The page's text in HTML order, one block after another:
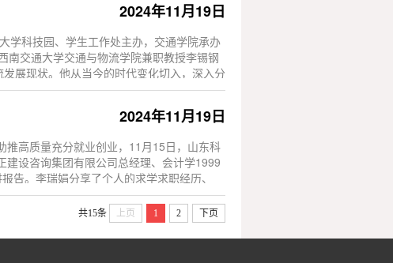
2024年11月19日
学科技园、学生工作处主办，交通学院承办
南交通大学交通与物流学院兼职教授李锡钢
展现状。他从当今的时代变化切入，深入分
2024年11月19日
推高质量充分就业创业，11月15日，山东科
设咨询集团有限公司总经理、会计学1999
告。李瑞娟分享了个人的求学求职经历、
共15条 上页 1 2 下页